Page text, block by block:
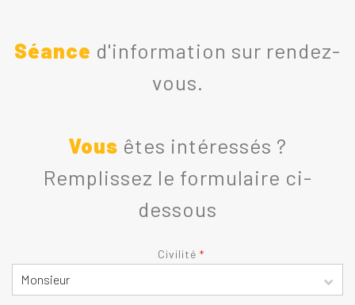
Séance d'information sur rendez-
vous.
Vous êtes intéressés ?
Remplissez le formulaire ci-
dessous
Civilité *